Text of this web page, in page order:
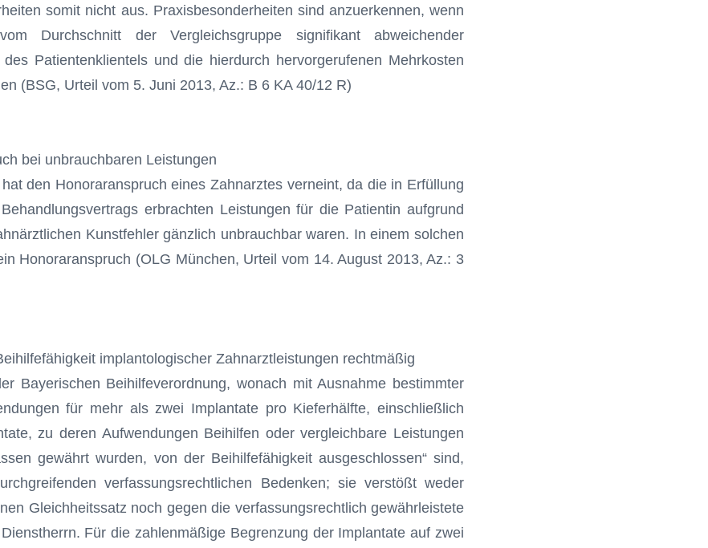
somit nicht aus. Praxisbesonderheiten sind anzuerkennen, wenn
Durchschnitt der Vergleichsgruppe signifikant abweichender
des Patientenklientels und die hierdurch hervorgerufenen Mehrkosten
(BSG, Urteil vom 5. Juni 2013, Az.: B 6 KA 40/12 R)
bei unbrauchbaren Leistungen
den Honoraranspruch eines Zahnarztes verneint, da die in Erfüllung
erbrachten Leistungen für die Patientin aufgrund
Kunstfehler gänzlich unbrauchbar waren. In einem solchen
Honoraranspruch (OLG München, Urteil vom 14. August 2013, Az.: 3
implantologischer Zahnarztleistungen rechtmäßig
Bayerischen Beihilfeverordnung, wonach mit Ausnahme bestimmter
für mehr als zwei Implantate pro Kieferhälfte, einschließlich
zu deren Aufwendungen Beihilfen oder vergleichbare Leistungen
gewährt wurden, von der Beihilfefähigkeit ausgeschlossen“ sind,
verfassungsrechtlichen Bedenken; sie verstößt weder
Gleichheitssatz noch gegen die verfassungsrechtlich ge­währ­leistete
Für die zahlenmäßige Begrenzung der Implantate auf zwei